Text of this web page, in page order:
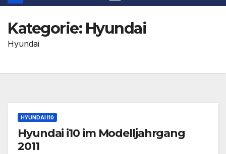
Kategorie: Hyundai
Hyundai
HYUNDAI I10
Hyundai i10 im Modelljahrgang
2011